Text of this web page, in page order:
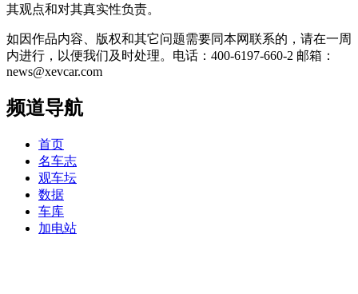
其观点和对其真实性负责。
如因作品内容、版权和其它问题需要同本网联系的，请在一周
内进行，以便我们及时处理。电话：400-6197-660-2 邮箱：
news@xevcar.com
频道导航
首页
名车志
观车坛
数据
车库
加电站